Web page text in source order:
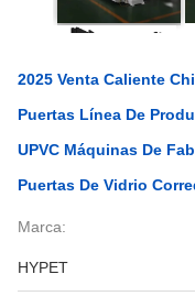
2025 Venta Caliente
Puertas Línea De
UPVC Máquinas De
Puertas De Vidrio
Marca:
HYPET